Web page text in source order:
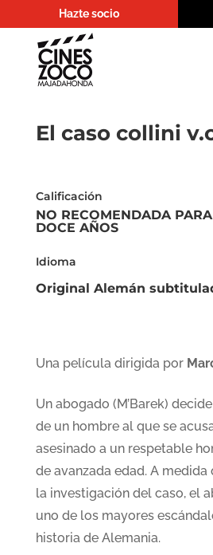
Hazte socio
El caso collini
Calificación
NO RECOMENDADA
DOCE AÑOS
Idioma
Original Alemán
Una película dirigida por
Un abogado (M’Barek)
de un hombre al que se
asesinado a un respetable
de avanzada edad. A
la investigación del caso, el
uno de los mayores
historia de Alemania.